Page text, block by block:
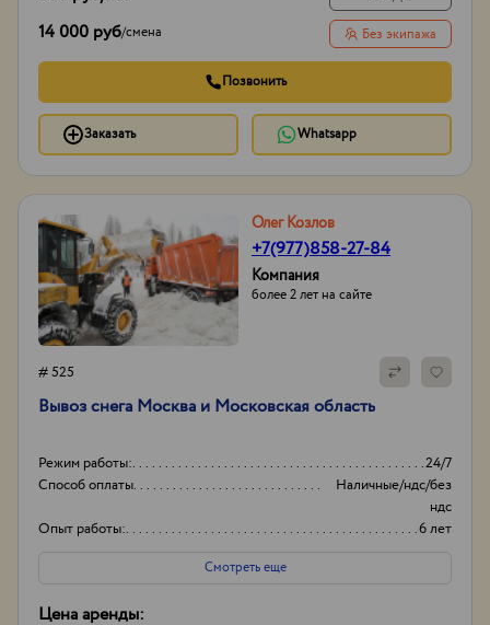
14 000 руб/смена Без экипажа
Позвонить
Заказать Whatsapp
Олег Козлов
+7(977)858-27-84
Компания
более 2 лет на сайте
# 525
Вывоз снега Москва и Московская область
Режим работы:
24/7
Способ оплаты
Наличные/ндс/без
ндс
Опыт работы:
6 лет
Объем
20-30
Смотреть еще
Цена аренды: